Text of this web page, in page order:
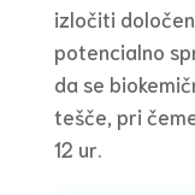
izločiti
potencialno
da se
tešče, pri
12 ur.